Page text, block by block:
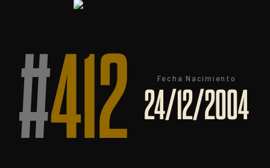
#412 Fecha Nacimiento
24/12/2004